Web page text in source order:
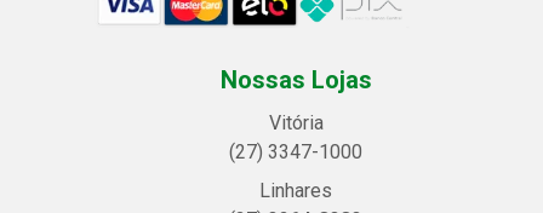
Nossas Lojas
Vitória
(27) 3347-1000
Linhares